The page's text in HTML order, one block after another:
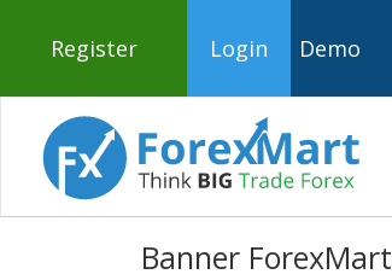
Register Login Demo
Banner ForexMart